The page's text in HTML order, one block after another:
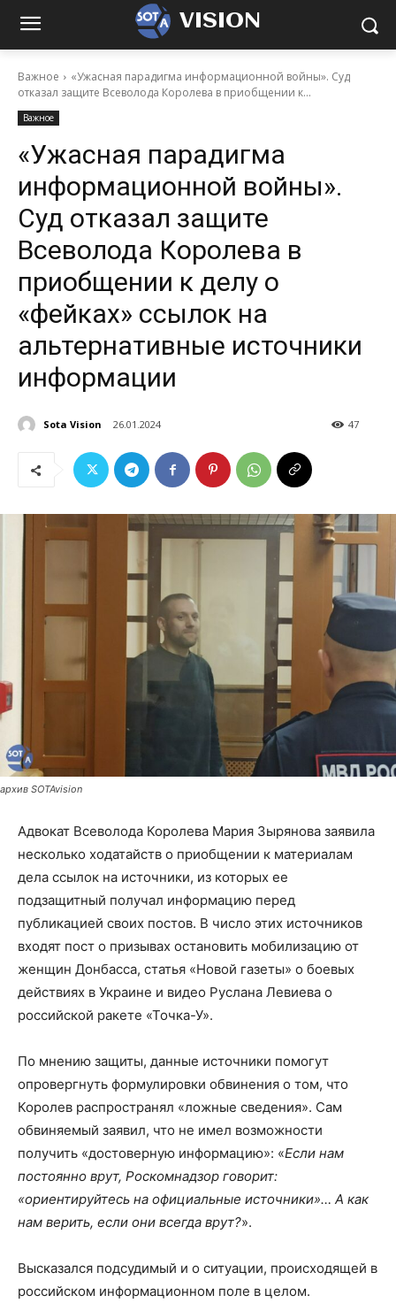
VISION
Важное
«Ужасная парадигма информационной войны». Суд
отказал защите Всеволода Королева в приобщении к...
Важное
«Ужасная парадигма
информационной войны».
Суд отказал защите
Всеволода Королева в
приобщении к делу о
«фейках» ссылок на
альтернативные источники
информации
Sota Vision 26.01.2024 47
архив SOTAvision
Адвокат Всеволода Королева Мария Зырянова заявила
несколько ходатайств о приобщении к материалам
дела ссылок на источники, из которых ее
подзащитный получал информацию перед
публикацией своих постов. В число этих источников
входят пост о призывах остановить мобилизацию от
женщин Донбасса, статья «Новой газеты» о боевых
действиях в Украине и видео Руслана Левиева о
российской ракете «Точка-У».
По мнению защиты, данные источники помогут
опровергнуть формулировки обвинения о том, что
Королев распространял «ложные сведения». Сам
обвиняемый заявил, что не имел возможности
получить «достоверную информацию»: «Если нам
постоянно врут, Роскомнадзор говорит:
«ориентируйтесь на официальные источники»… А как
нам верить, если они всегда врут?».
Высказался подсудимый и о ситуации, происходящей в
российском информационном поле в целом.